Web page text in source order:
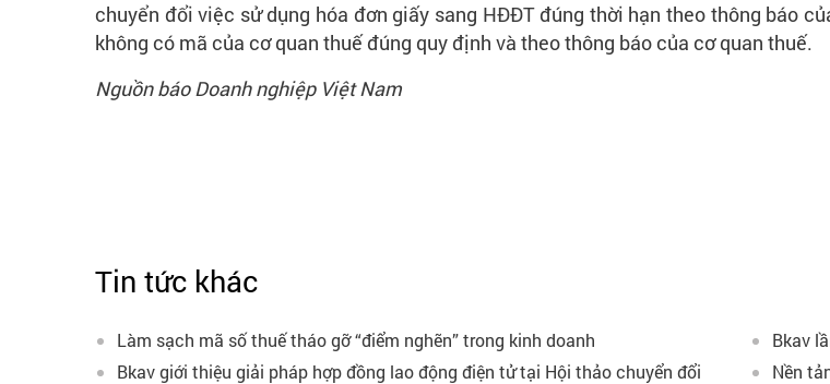
chuyển đổi việc sử dụng hóa đơn giấy sang HĐĐT đúng thời hạn theo thông báo
không có mã của cơ quan thuế đúng quy định và theo thông báo của cơ quan thuế.
Nguồn báo Doanh nghiệp Việt Nam
Tin tức khác
Làm sạch mã số thuế tháo gỡ “điểm nghẽn” trong kinh doanh
Bkav
Bkav giới thiệu giải pháp hợp đồng lao động điện tử tại Hội thảo chuyển đổi
Nền